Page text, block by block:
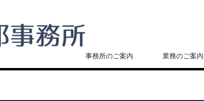
事務所のご案内 業務のご案内